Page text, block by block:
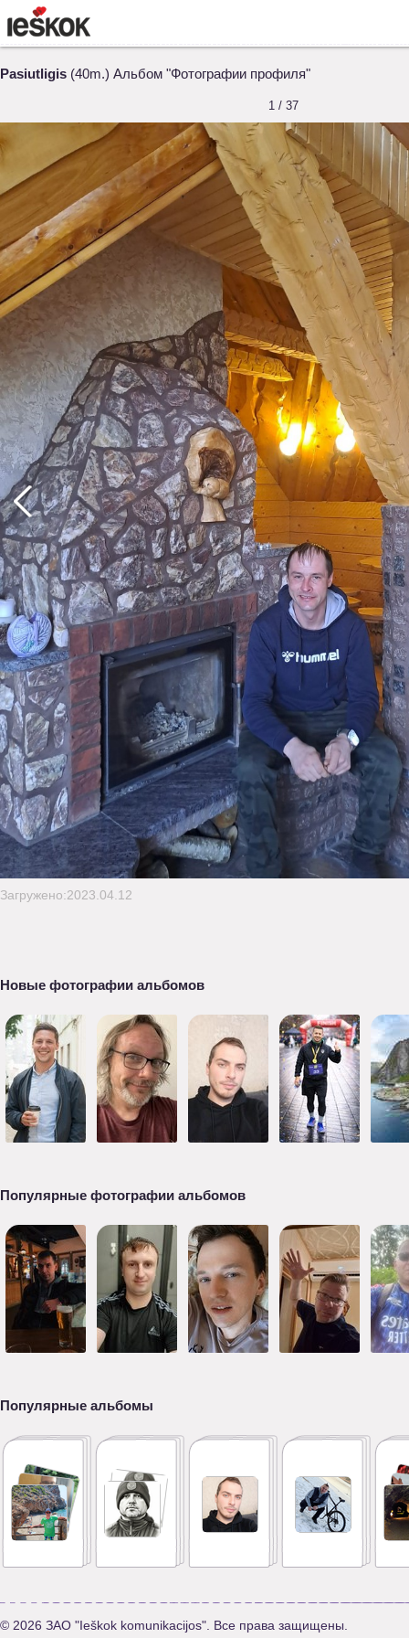
Pasiutligis (40m.) Альбом "Фотографии профиля"
1 / 37
Загружено:2023.04.12
Новые фотографии альбомов
Популярные фотографии альбомов
Популярные альбомы
© 2026 ЗАО "Ieškok komunikacijos". Все права защищены.